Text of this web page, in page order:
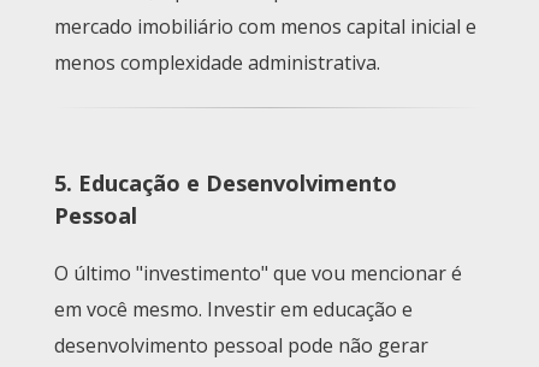
mercado imobiliário com menos capital inicial e
menos complexidade administrativa.
5. Educação e Desenvolvimento
Pessoal
O último "investimento" que vou mencionar é
em você mesmo. Investir em educação e
desenvolvimento pessoal pode não gerar